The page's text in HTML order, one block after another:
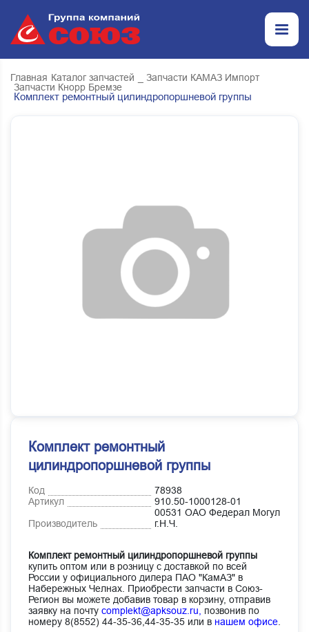
Главная Каталог запчастей
_ Запчасти КАМАЗ Импорт
Запчасти Кнорр Бремзе
Комплект ремонтный цилиндропоршневой группы
Комплект ремонтный
цилиндропоршневой группы
Код
78938
Артикул
910.50-1000128-01
Производитель
00531 ОАО Федерал Могул
г.Н.Ч.
Комплект ремонтный цилиндропоршневой группы
купить оптом или в розницу с доставкой по всей
России у официального дилера ПАО "КамАЗ" в
Набережных Челнах. Приобрести запчасти в Союз-
Регион вы можете добавив товар в корзину, отправив
заявку на почту complekt@apksouz.ru,
позвонив по
номеру 8(8552) 44-35-36,44-35-35 или в нашем офисе